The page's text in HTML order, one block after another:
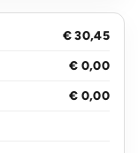
€ 30,45
€ 0,00
€ 0,00